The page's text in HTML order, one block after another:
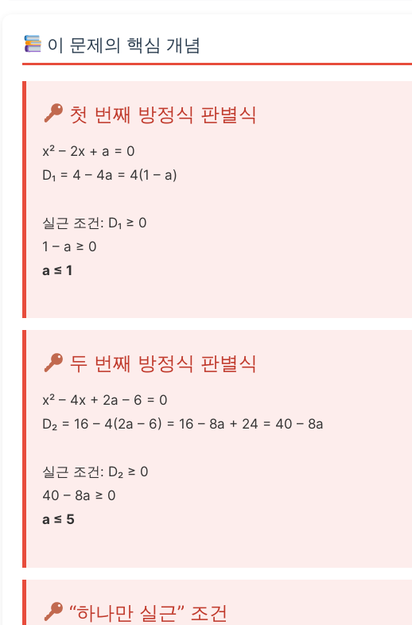
이 문제의 핵심 개념
첫 번째 방정식 판별식
x² – 2x + a = 0
D₁ = 4 – 4a = 4(1 – a)
실근 조건: D₁ ≥ 0
1 – a ≥ 0
a ≤ 1
두 번째 방정식 판별식
x² – 4x + 2a – 6 = 0
D₂ = 16 – 4(2a – 6) = 16 – 8a + 24 = 40 – 8a
실근 조건: D₂ ≥ 0
40 – 8a ≥ 0
a ≤ 5
“하나만 실근” 조건